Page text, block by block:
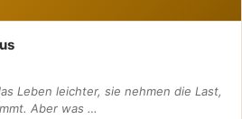
Leben leichter, sie nehmen die Last,
Aber was …